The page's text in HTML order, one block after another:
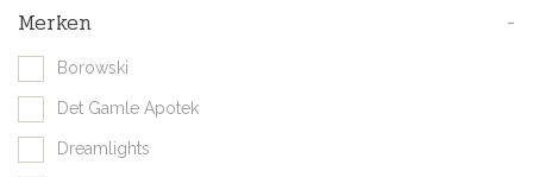
Merken -
Borowski
Det Gamle Apotek
Dreamlights